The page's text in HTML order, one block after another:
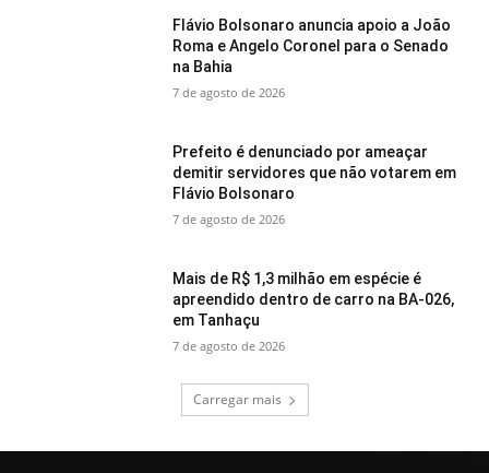
Flávio Bolsonaro anuncia apoio a João
Roma e Angelo Coronel para o Senado
na Bahia
7 de agosto de 2026
Prefeito é denunciado por ameaçar
demitir servidores que não votarem em
Flávio Bolsonaro
7 de agosto de 2026
Mais de R$ 1,3 milhão em espécie é
apreendido dentro de carro na BA-026,
em Tanhaçu
7 de agosto de 2026
Carregar mais